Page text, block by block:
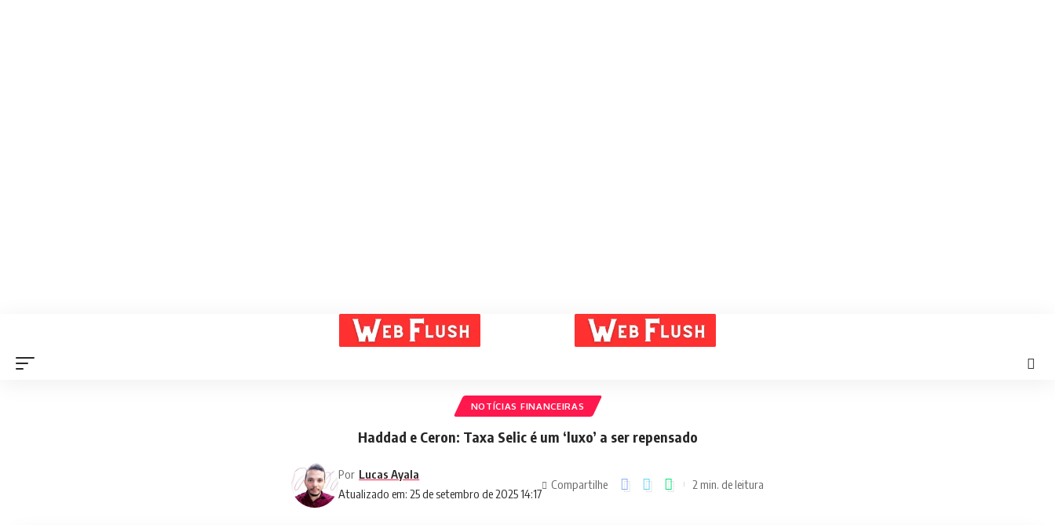
NOTÍCIAS FINANCEIRAS
Haddad e Ceron: Taxa Selic é um ‘luxo’ a ser repensado
Atualizado em: 25 de setembro de 2025 14:17
Por Lucas Ayala
Compartilhe 2 min. de leitura